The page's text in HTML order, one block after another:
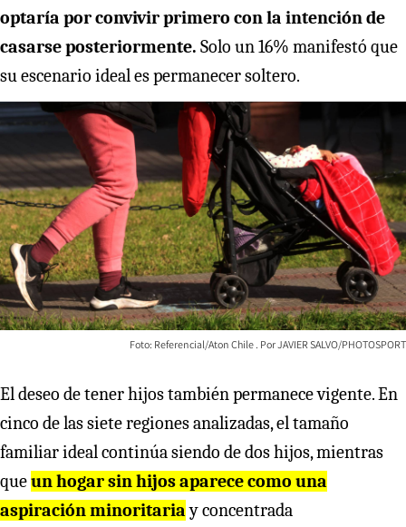
optaría por convivir primero con la intención de
casarse posteriormente. Solo un 16% manifestó que
su escenario ideal es permanecer soltero.
Foto: Referencial/Aton Chile JAVIER SALVO/PHOTOSPORT
El deseo de tener hijos también permanece vigente. En
cinco de las siete regiones analizadas, el tamaño
familiar ideal continúa siendo de dos hijos, mientras
queun hogar sin hijos aparece como una
aspiración minoritariay concentrada